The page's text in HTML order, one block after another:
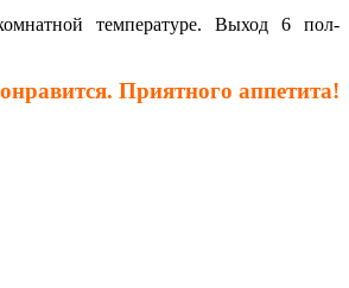
температуре. Выход 6 пол-
Приятного аппетита!